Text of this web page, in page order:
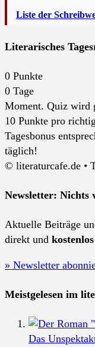
Liste der
Literarisches
0 Punkte
0 Tage
Moment. Quiz wird
10 Punkte pro
Tagesbonus
täglich!
© literaturcafe.de •
Newsletter: Nichts
Aktuelle Beiträge
direkt und kostenlos
» Newsletter
Meistgelesen im
Das